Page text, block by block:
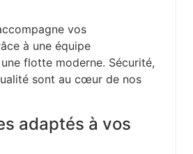
vos
à une équipe
flotte moderne. Sécurité,
sont au cœur de nos
adaptés à vos